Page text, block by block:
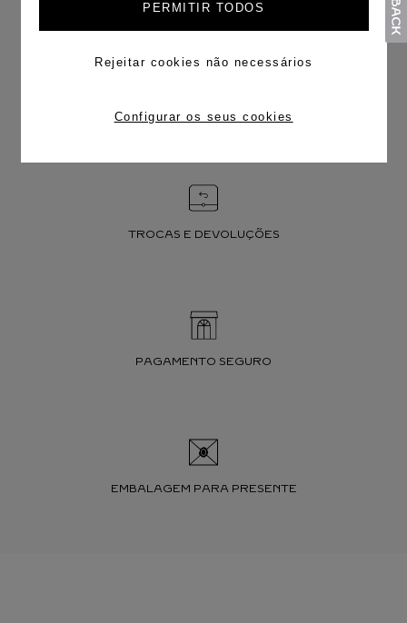
PERMITIR TODOS
Rejeitar cookies não necessários
Configurar os seus cookies
TROCAS E DEVOLUÇÕES
PAGAMENTO SEGURO
EMBALAGEM PARA PRESENTE